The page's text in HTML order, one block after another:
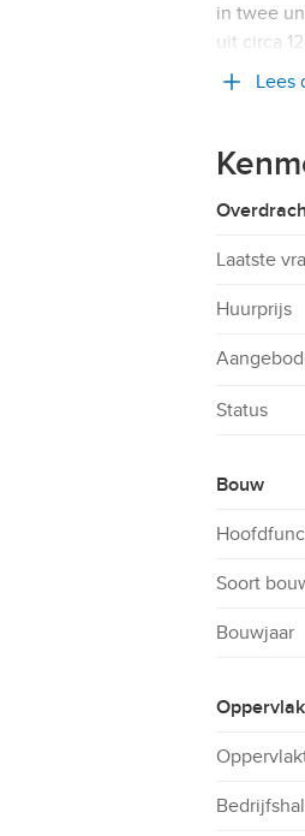
in twee
uit circa
Lees
Laatste
Huurprijs
Status
Bouw
Soort
Bouwjaar